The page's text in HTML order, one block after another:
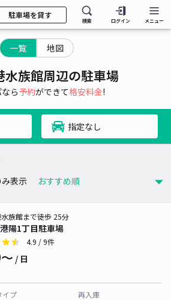
駐車場を貸す
検索 ログイン メニュー
一覧 地図
水族館周辺の駐車場
ら予約ができて格安料金!
指定なし
表示
陽1丁目駐車場
族館まで徒歩 25分
4.9 / 9件
/ 日
イプ
再入庫